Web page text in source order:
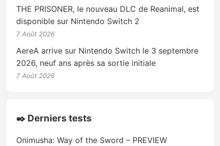
THE PRISONER, le nouveau DLC de Reanimal, est
disponible sur Nintendo Switch 2
7 Août 2026
AereA arrive sur Nintendo Switch le 3 septembre
2026, neuf ans après sa sortie initiale
7 Août 2026
✒️ Derniers tests
Onimusha: Way of the Sword – PREVIEW